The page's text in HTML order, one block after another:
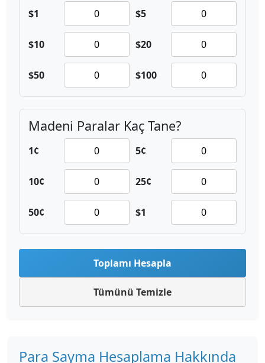
$1 $5
$10 $20
$50 $100
Madeni Paralar Kaç Tane?
1¢ 5¢
10¢ 25¢
50¢ $1
Toplamı Hesapla
Tümünü Temizle
Para Sayma Hesaplama Hakkında